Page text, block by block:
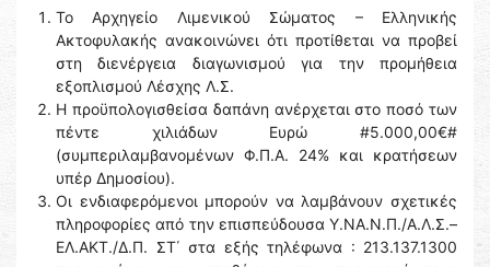
Το Αρχηγείο Λιμενικού Σώματος – Ελληνικής
Ακτοφυλακής ανακοινώνει ότι προτίθεται να προβεί
στη διενέργεια διαγωνισμού για την προμήθεια
εξοπλισμού Λέσχης Λ.Σ.
Η προϋπολογισθείσα δαπάνη ανέρχεται στο ποσό των
πέντε χιλιάδων Ευρώ #5.000,00€#
(συμπεριλαμβανομένων Φ.Π.Α. 24% και κρατήσεων
υπέρ Δημοσίου).
Οι ενδιαφερόμενοι μπορούν να λαμβάνουν σχετικές
πληροφορίες από την επισπεύδουσα Υ.ΝΑ.Ν.Π./Α.Λ.Σ.–
ΕΛ.ΑΚΤ./Δ.Π. ΣΤ΄ στα εξής τηλέφωνα : 213.137.1300